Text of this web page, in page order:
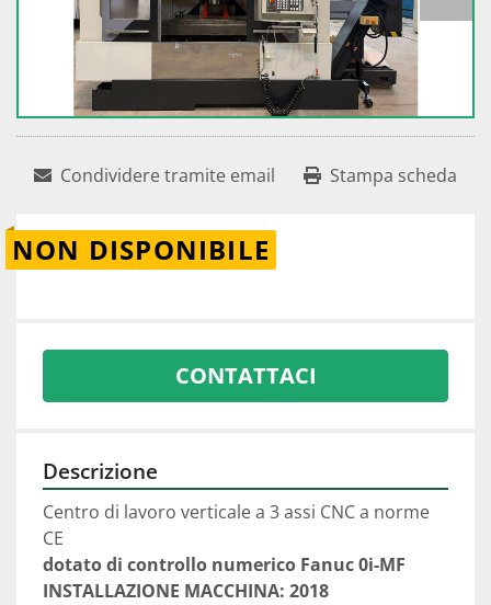
Condividere tramite email Stampa scheda
NON DISPONIBILE
CONTATTACI
Descrizione
Centro di lavoro verticale a 3 assi CNC a norme
CE
dotato di controllo numerico Fanuc 0i-MF
INSTALLAZIONE MACCHINA: 2018